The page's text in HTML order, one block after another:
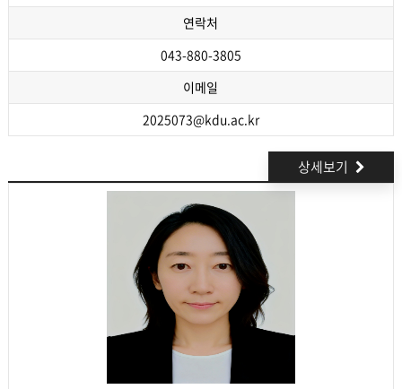
연락처
043-880-3805
이메일
2025073@kdu.ac.kr
상세보기